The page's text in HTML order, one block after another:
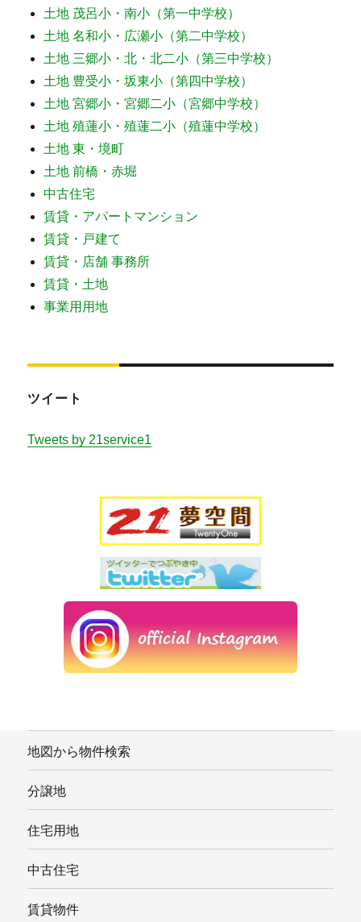
土地 茂呂小・南小（第一中学校）
土地 名和小・広瀬小（第二中学校）
土地 三郷小・北・北二小（第三中学校）
土地 豊受小・坂東小（第四中学校）
土地 宮郷小・宮郷二小（宮郷中学校）
土地 殖蓮小・殖蓮二小（殖蓮中学校）
土地 東・境町
土地 前橋・赤堀
中古住宅
賃貸・アパートマンション
賃貸・戸建て
賃貸・店舗 事務所
賃貸・土地
事業用用地
ツイート
Tweets by 21service1
地図から物件検索
分譲地
住宅用地
中古住宅
賃貸物件